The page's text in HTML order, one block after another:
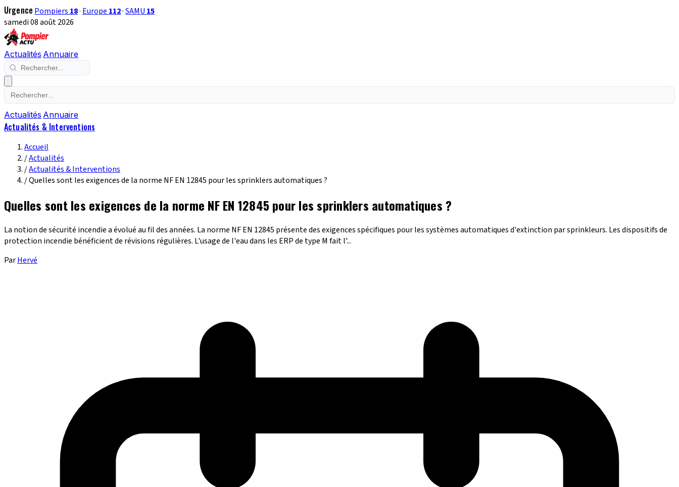
Urgence Pompiers 18· Europe 112·SAMU 15
samedi 08 août 2026
Actualités Annuaire
Actualités Annuaire
Actualités & Interventions
Accueil
/Actualités
/Actualités & Interventions
/Quelles sont les exigences de la norme NF EN 12845 pour les sprinklers automatiques ?
Quelles sont les exigences de la norme NF EN 12845 pour les sprinklers automatiques ?
La notion de sécurité incendie a évolué au fil des années. La norme NF EN 12845 présente des exigences spécifiques pour les systèmes automatiques d'extinction par sprinkleurs. Les dispositifs de
protection incendie bénéficient de révisions régulières. L'usage de l'eau dans les ERP de type M fait l'...
ParHervé